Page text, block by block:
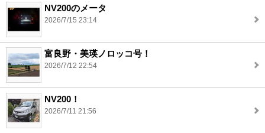
NV200のメータ
2026/7/15 23:14
富良野・美瑛ノロッコ号！
2026/7/12 22:54
NV200！
2026/7/11 21:56